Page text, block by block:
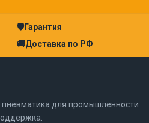
🛡Гарантия
🚚Доставка по РФ
пневматика для промышленности